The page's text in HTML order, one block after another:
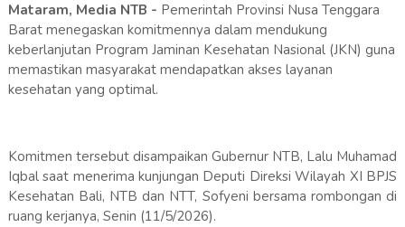
Mataram, Media NTB - Pemerintah Provinsi Nusa Tenggara
Barat menegaskan komitmennya dalam mendukung
keberlanjutan Program Jaminan Kesehatan Nasional (JKN) guna
memastikan masyarakat mendapatkan akses layanan
kesehatan yang optimal.
Komitmen tersebut disampaikan Gubernur NTB, Lalu Muhamad
Iqbal saat menerima kunjungan Deputi Direksi Wilayah XI BPJS
Kesehatan Bali, NTB dan NTT, Sofyeni bersama rombongan di
ruang kerjanya, Senin (11/5/2026).